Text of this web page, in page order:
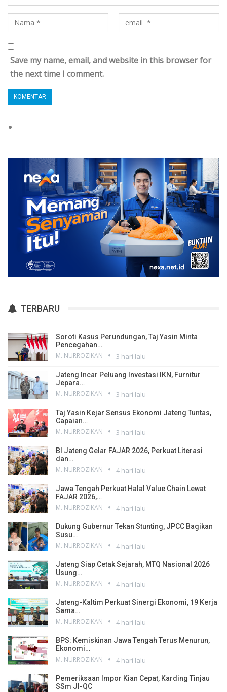
Save my name, email, and website in this browser for
the next time I comment.
TERBARU
Soroti Kasus Perundungan, Taj Yasin Minta
Pencegahan…
M. NURROZIKAN 3 hari lalu
Jateng Incar Peluang Investasi IKN, Furnitur
Jepara…
M. NURROZIKAN 3 hari lalu
Taj Yasin Kejar Sensus Ekonomi Jateng Tuntas,
Capaian…
M. NURROZIKAN 3 hari lalu
BI Jateng Gelar FAJAR 2026, Perkuat Literasi
dan…
M. NURROZIKAN 4 hari lalu
Jawa Tengah Perkuat Halal Value Chain Lewat
FAJAR 2026,…
M. NURROZIKAN 4 hari lalu
Dukung Gubernur Tekan Stunting, JPCC Bagikan
Susu…
M. NURROZIKAN 4 hari lalu
Jateng Siap Cetak Sejarah, MTQ Nasional 2026
Usung…
M. NURROZIKAN 4 hari lalu
Jateng-Kaltim Perkuat Sinergi Ekonomi, 19 Kerja
Sama…
M. NURROZIKAN 4 hari lalu
BPS: Kemiskinan Jawa Tengah Terus Menurun,
Ekonomi…
M. NURROZIKAN 4 hari lalu
Pemeriksaan Impor Kian Cepat, Karding Tinjau
SSm JI-QC